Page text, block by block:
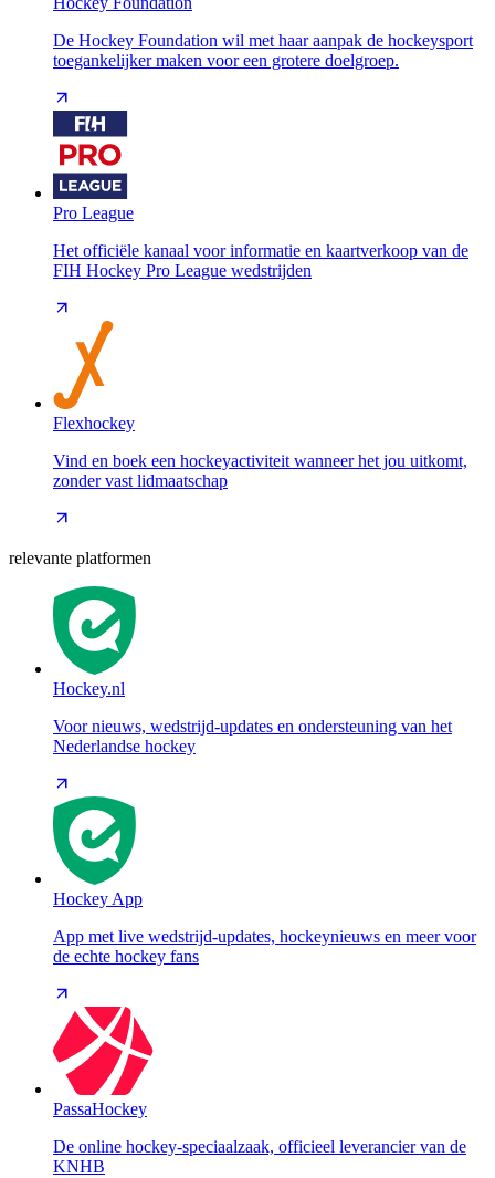
De Hockey Foundation wil met haar aanpak de hockeysport
toegankelijker maken voor een grotere doelgroep.
Pro League
Het officiële kanaal voor informatie en kaartverkoop van de
FIH Hockey Pro League wedstrijden
Flexhockey
Vind en boek een hockeyactiviteit wanneer het jou uitkomt,
zonder vast lidmaatschap
relevante platformen
Hockey.nl
Voor nieuws, wedstrijd-updates en ondersteuning van het
Nederlandse hockey
Hockey App
App met live wedstrijd-updates, hockeynieuws en meer voor
de echte hockey fans
PassaHockey
De online hockey-speciaalzaak, officieel leverancier van de
KNHB